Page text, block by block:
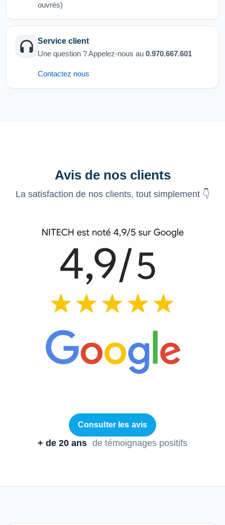
ouvrés)
Service client
Une question ? Appelez-nous au 0.970.667.601
Contactez nous
Avis de nos clients
La satisfaction de nos clients, tout simplement 👇
Consulter les avis
+ de 20 ans de témoignages positifs